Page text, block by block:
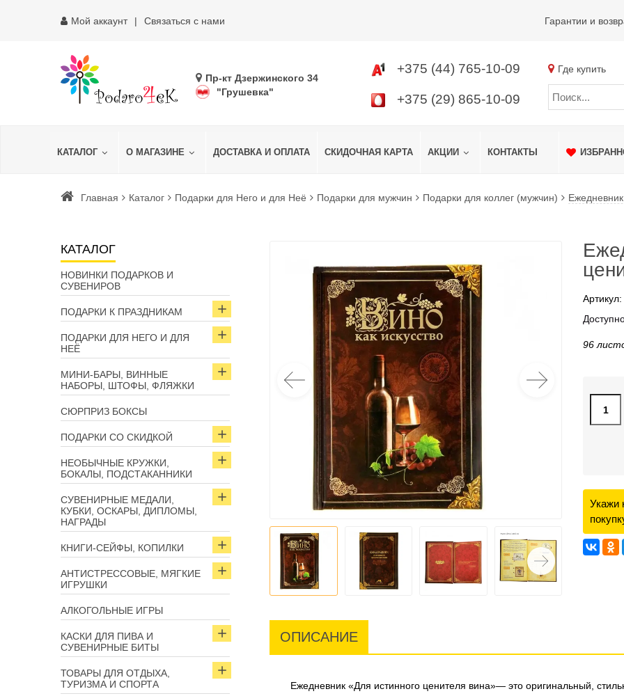
Мой аккаунт Связаться с нами Гарантии и
Пр-кт Дзержинского 34
"Грушевка"
+375 (44) 765-10-09
+375 (29) 865-10-09
Где купить
КАТАЛОГ О МАГАЗИНЕ ДОСТАВКА И ОПЛАТА СКИДОЧНАЯ КАРТА АКЦИИ КОНТАКТЫ
Главная Каталог Подарки для Него и для Неё Подарки для мужчин Подарки для коллег (мужчин)
КАТАЛОГ
НОВИНКИ ПОДАРКОВ И
СУВЕНИРОВ
ПОДАРКИ К ПРАЗДНИКАМ
ПОДАРКИ ДЛЯ НЕГО И ДЛЯ
НЕЁ
МИНИ-БАРЫ, ВИННЫЕ
НАБОРЫ, ШТОФЫ, ФЛЯЖКИ
СЮРПРИЗ БОКСЫ
ПОДАРКИ СО СКИДКОЙ
НЕОБЫЧНЫЕ КРУЖКИ,
БОКАЛЫ, ПОДСТАКАННИКИ
СУВЕНИРНЫЕ МЕДАЛИ,
КУБКИ, ОСКАРЫ, ДИПЛОМЫ,
НАГРАДЫ
КНИГИ-СЕЙФЫ, КОПИЛКИ
АНТИСТРЕССОВЫЕ, МЯГКИЕ
ИГРУШКИ
АЛКОГОЛЬНЫЕ ИГРЫ
КАСКИ ДЛЯ ПИВА И
СУВЕНИРНЫЕ БИТЫ
ТОВАРЫ ДЛЯ ОТДЫХА,
ТУРИЗМА И СПОРТА
Артикул:
96
Укажи
ОПИСАНИЕ
Ежедневник «Для истинного ценителя вина»— это оригинальный,